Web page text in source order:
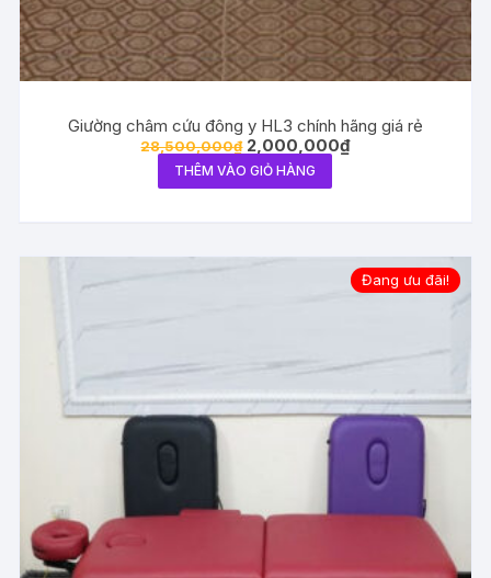
Giường châm cứu đông y HL3 chính hãng giá rẻ
28,500,000₫ Giá
gốc
là:
28,500,000₫.
2,000,000₫Giá
hiện
THÊM VÀO GIỎ HÀNG
Đang ưu đãi!